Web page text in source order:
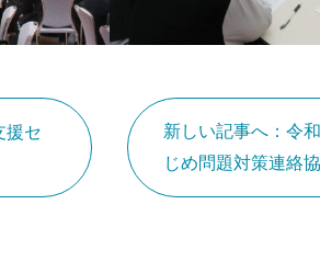
援セ
新しい記事へ：令
じめ問題対策連絡